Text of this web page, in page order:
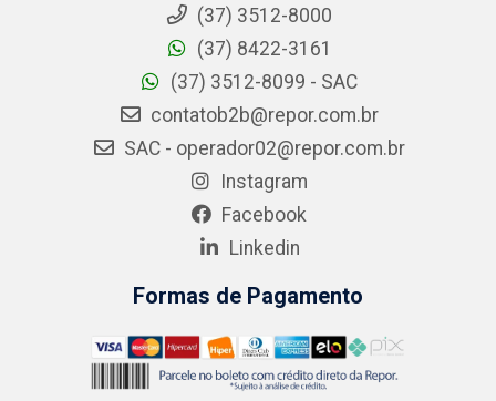
(37) 3512-8000
(37) 8422-3161
(37) 3512-8099 - SAC
contatob2b@repor.com.br
SAC - operador02@repor.com.br
Instagram
Facebook
Linkedin
Formas de Pagamento